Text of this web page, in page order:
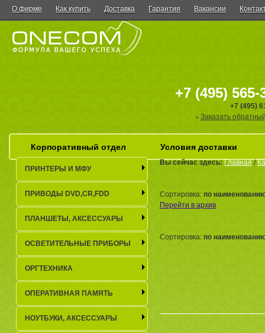
О фирме Как купить Доставка Гарантия Вакансии
+7 (495) 565-
+7 (495)
Заказать
Корпоративный отдел Условия доставки
Вы сейчас здесь:Главная/
Сортировка: по
Перейти в архив
Сортировка: по
ПРИНТЕРЫ И МФУ
ПРИВОДЫ DVD,CR,FDD
ПЛАНШЕТЫ, АКСЕСCУАРЫ
ОСВЕТИТЕЛЬНЫЕ ПРИБОРЫ
ОРГТЕХНИКА
ОПЕРАТИВНАЯ ПАМЯТЬ
НОУТБУКИ, АКСЕСCУАРЫ